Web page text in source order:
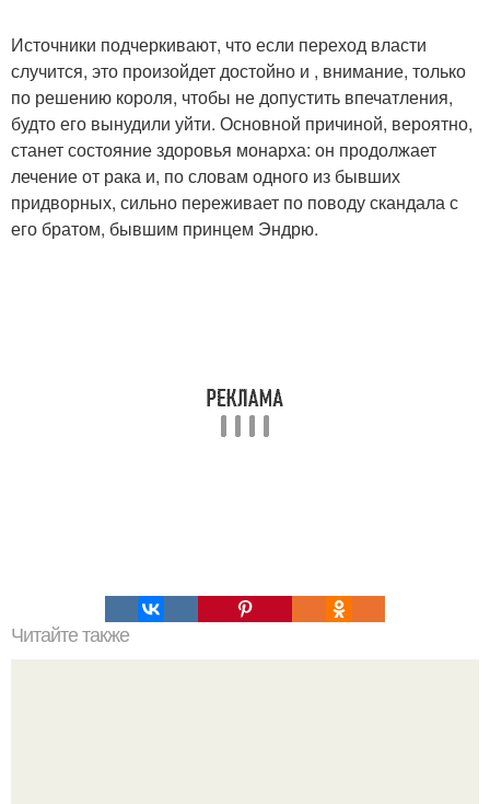
Источники подчеркивают, что если переход власти
случится, это произойдет достойно и , внимание, только
по решению короля, чтобы не допустить впечатления,
будто его вынудили уйти. Основной причиной, вероятно,
станет состояние здоровья монарха: он продолжает
лечение от рака и, по словам одного из бывших
придворных, сильно переживает по поводу скандала с
его братом, бывшим принцем Эндрю.
Читайте также